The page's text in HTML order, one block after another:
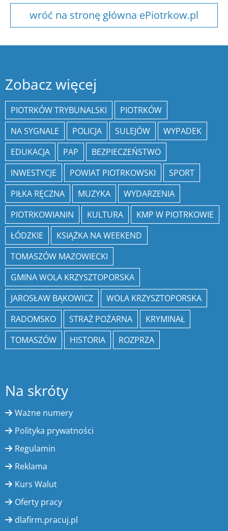
wróć na stronę główna ePiotrkow.pl
Zobacz więcej
PIOTRKÓW TRYBUNALSKI
PIOTRKÓW
NA SYGNALE
POLICJA SULEJÓW
WYPADEK
EDUKACJA
PAP
BEZPIECZEŃSTWO
INWESTYCJE
POWIAT PIOTRKOWSKI
SPORT
PIŁKA RĘCZNA
MUZYKA
WYDARZENIA
PIOTRKOWIANIN
KULTURA
KMP W PIOTRKOWIE
ŁÓDZKIE
KSIĄŻKA NA WEEKEND
TOMASZÓW MAZOWIECKI
GMINA WOLA KRZYSZTOPORSKA
JAROSŁAW BĄKOWICZ
WOLA KRZYSZTOPORSKA
RADOMSKO
STRAŻ POŻARNA
KRYMINAŁ
TOMASZÓW
HISTORIA ROZPRZA
Na skróty
Ważne numery
Polityka prywatności
Regulamin
Reklama
Kurs Walut
Oferty pracy
dlafirm.pracuj.pl